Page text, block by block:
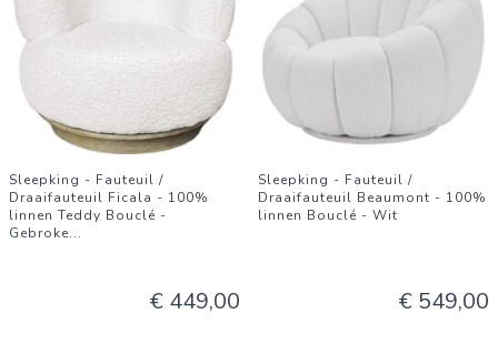
Sleepking - Fauteuil /
Draaifauteuil Ficala - 100%
linnen Teddy Bouclé -
Gebroke...
€ 449,00
Sleepking - Fauteuil /
Draaifauteuil Beaumont - 100%
linnen Bouclé - Wit
€ 549,00